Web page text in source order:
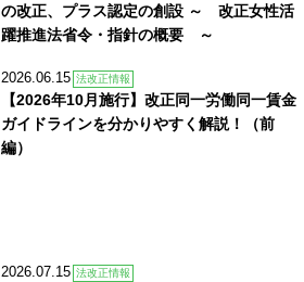
の改正、プラス認定の創設 ～ 改正女性活
躍推進法省令・指針の概要 ～
2026.06.15 法改正情報
【2026年10月施行】改正同一労働同一賃金
ガイドラインを分かりやすく解説！（前
編）
2026.07.15 法改正情報